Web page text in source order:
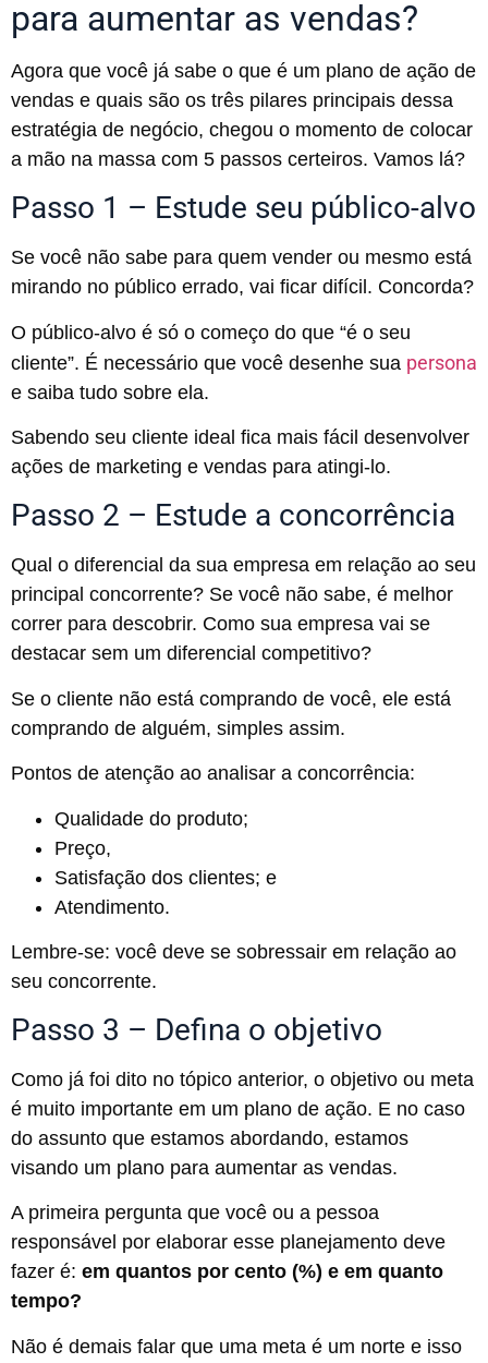
para aumentar as vendas?
Agora que você já sabe o que é um plano de ação de
vendas e quais são os três pilares principais dessa
estratégia de negócio, chegou o momento de colocar
a mão na massa com 5 passos certeiros. Vamos lá?
Passo 1 – Estude seu público-alvo
Se você não sabe para quem vender ou mesmo está
mirando no público errado, vai ficar difícil. Concorda?
O público-alvo é só o começo do que “é o seu
cliente”. É necessário que você desenhe sua persona
e saiba tudo sobre ela.
Sabendo seu cliente ideal fica mais fácil desenvolver
ações de marketing e vendas para atingi-lo.
Passo 2 – Estude a concorrência
Qual o diferencial da sua empresa em relação ao seu
principal concorrente? Se você não sabe, é melhor
correr para descobrir. Como sua empresa vai se
destacar sem um diferencial competitivo?
Se o cliente não está comprando de você, ele está
comprando de alguém, simples assim.
Pontos de atenção ao analisar a concorrência:
Qualidade do produto;
Preço,
Satisfação dos clientes; e
Atendimento.
Lembre-se: você deve se sobressair em relação ao
seu concorrente.
Passo 3 – Defina o objetivo
Como já foi dito no tópico anterior, o objetivo ou meta
é muito importante em um plano de ação. E no caso
do assunto que estamos abordando, estamos
visando um plano para aumentar as vendas.
A primeira pergunta que você ou a pessoa
responsável por elaborar esse planejamento deve
fazer é: em quantos por cento (%) e em quanto
tempo?
Não é demais falar que uma meta é um norte e isso